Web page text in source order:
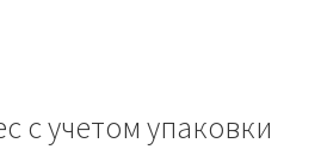
с учетом упаковки